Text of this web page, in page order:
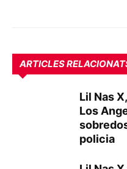
ARTICLES
Lil Nas
Los
policia